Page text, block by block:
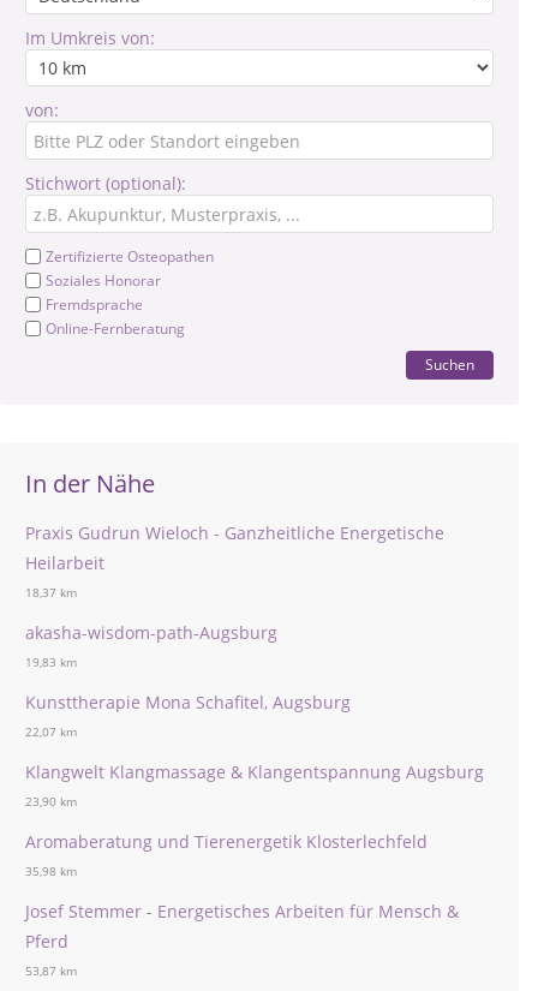
Im Umkreis von:
von:
Stichwort (optional):
Zertifizierte Osteopathen
Soziales Honorar
Fremdsprache
Online-Fernberatung
Suchen
In der Nähe
Praxis Gudrun Wieloch - Ganzheitliche Energetische
Heilarbeit
18,37 km
akasha-wisdom-path-Augsburg
19,83 km
Kunsttherapie Mona Schafitel, Augsburg
22,07 km
Klangwelt Klangmassage & Klangentspannung Augsburg
23,90 km
Aromaberatung und Tierenergetik Klosterlechfeld
35,98 km
Josef Stemmer - Energetisches Arbeiten für Mensch &
Pferd
53,87 km